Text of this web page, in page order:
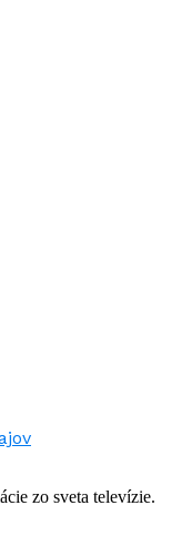
zo sveta televízie.